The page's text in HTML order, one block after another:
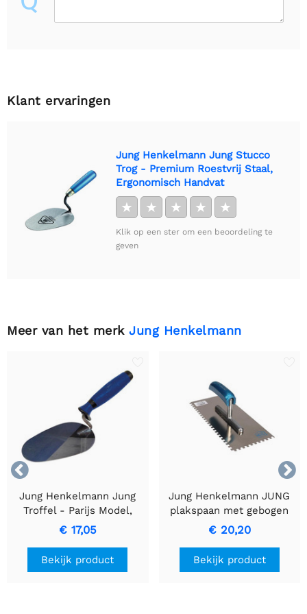
Klant ervaringen
Jung Henkelmann Jung Stucco
Trog - Premium Roestvrij Staal,
Ergonomisch Handvat
★ ★ ★ ★ ★
Klik op een ster om een beoordeling te
geven
Meer van het merk Jung Henkelmann


Jung Henkelmann Jung
Troffel - Parijs Model,
Ergonomisch Ontwerp,
320g
€ 17,05
Bekijk product
Jung Henkelmann JUNG
plakspaan met gebogen
handvat en 4 x 4 mm
gegroefd design
€ 20,20
Bekijk product